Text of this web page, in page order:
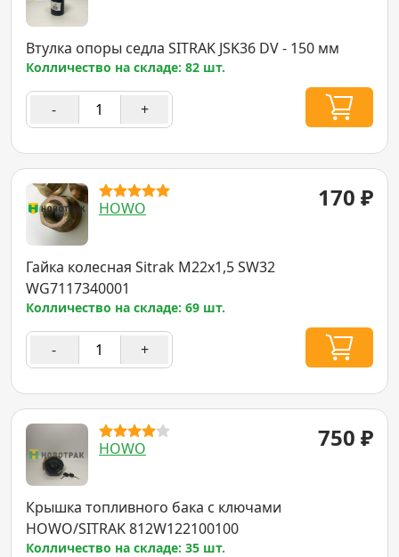
Втулка опоры седла SITRAK JSK36 DV - 150 мм
Колличество на складе: 82 шт.
- +
HOWO 170 ₽
Гайка колесная Sitrak M22x1,5 SW32
WG7117340001
Колличество на складе: 69 шт.
- +
HOWO 750 ₽
Крышка топливного бака с ключами
HOWO/SITRAK 812W122100100
Колличество на складе: 35 шт.